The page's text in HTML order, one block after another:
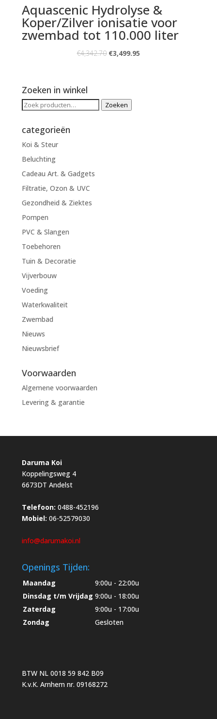
Aquascenic Hydrolyse &
Koper/Zilver ionisatie voor
zwembad tot 110.000 liter
€4,342.70 €3,499.95
Zoeken in winkel
Zoeken
Zoeken
categorieën
Koi & Steur
Beluchting
Cadeau Art. & Gadgets
Filtratie, Ozon & UVC
Gezondheid & Ziektes
Pompen
PVC & Slangen
Toebehoren
Tuin & Decoratie
Vijverbouw
Voeding
Waterkwaliteit
Zwembad
Nieuws
Nieuwsbrief
Voorwaarden
Algemene voorwaarden
Levering & garantie
Daruma Koi
Koppelingsweg 4
6673DT Andelst
Telefoon: 0488-452196
Mobiel: 06-52579030
info@darumakoi.nl
Openings Tijden:
Maandag
9:00u - 22:00u
Dinsdag t/m Vrijdag 9:00u - 18:00u
Zaterdag
9:00u - 17:00u
Zondag
Gesloten
BTW NL 0018 59 842 B09
K.v.K. Arnhem nr. 09168272